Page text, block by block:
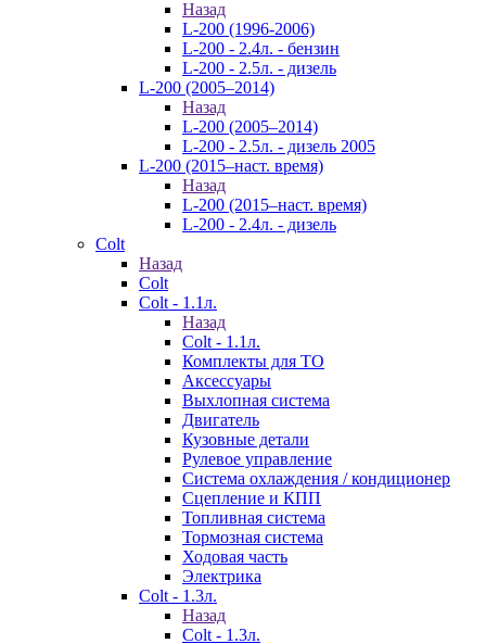
Назад
L-200 (1996-2006)
L-200 - 2.4л. - бензин
L-200 - 2.5л. - дизель
L-200 (2005–2014)
Назад
L-200 (2005–2014)
L-200 - 2.5л. - дизель 2005
L-200 (2015–наст. время)
Назад
L-200 (2015–наст. время)
L-200 - 2.4л. - дизель
Colt
Назад
Colt
Colt - 1.1л.
Назад
Colt - 1.1л.
Комплекты для ТО
Аксессуары
Выхлопная система
Двигатель
Кузовные детали
Рулевое управление
Система охлаждения / кондиционер
Сцепление и КПП
Топливная система
Тормозная система
Ходовая часть
Электрика
Colt - 1.3л.
Назад
Colt - 1.3л.